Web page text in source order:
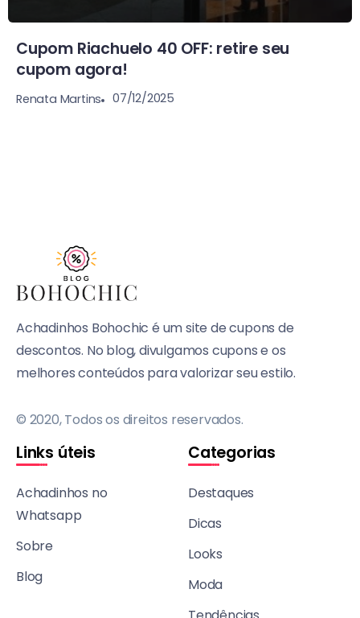
Cupom Riachuelo 40 OFF: retire seu
cupom agora!
Renata Martins 07/12/2025
Achadinhos Bohochic é um site de cupons de
descontos. No blog, divulgamos cupons e os
melhores conteúdos para valorizar seu estilo.
© 2020, Todos os direitos reservados.
Links úteis
Achadinhos no
Whatsapp
Sobre
Blog
Categorias
Destaques
Dicas
Looks
Moda